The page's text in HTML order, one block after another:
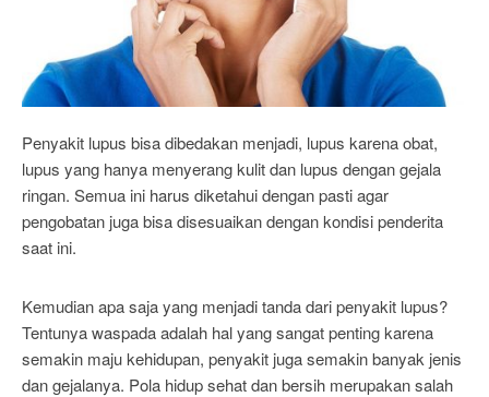
Penyakit lupus bisa dibedakan menjadi, lupus karena obat,
lupus yang hanya menyerang kulit dan lupus dengan gejala
ringan. Semua ini harus diketahui dengan pasti agar
pengobatan juga bisa disesuaikan dengan kondisi penderita
saat ini.
Kemudian apa saja yang menjadi tanda dari penyakit lupus?
Tentunya waspada adalah hal yang sangat penting karena
semakin maju kehidupan, penyakit juga semakin banyak jenis
dan gejalanya. Pola hidup sehat dan bersih merupakan salah